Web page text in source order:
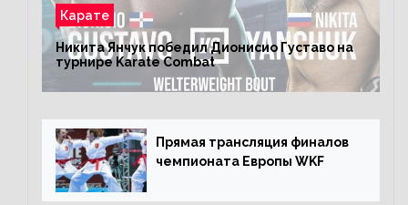
Карате
Никита Янчук победил Дионисио Густаво на
турнире Karate Combat
Прямая трансляция финалов
чемпионата Европы WKF